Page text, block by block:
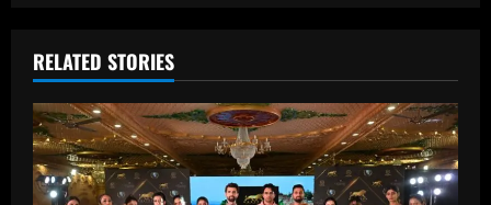
RELATED STORIES